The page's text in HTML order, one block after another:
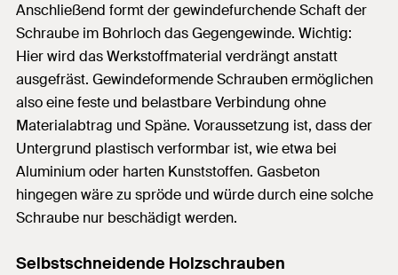
Anschließend formt der gewindefurchende Schaft der
Schraube im Bohrloch das Gegengewinde. Wichtig:
Hier wird das Werkstoffmaterial verdrängt anstatt
ausgefräst. Gewindeformende Schrauben ermöglichen
also eine feste und belastbare Verbindung ohne
Materialabtrag und Späne. Voraussetzung ist, dass der
Untergrund plastisch verformbar ist, wie etwa bei
Aluminium oder harten Kunststoffen. Gasbeton
hingegen wäre zu spröde und würde durch eine solche
Schraube nur beschädigt werden.
Selbstschneidende Holzschrauben